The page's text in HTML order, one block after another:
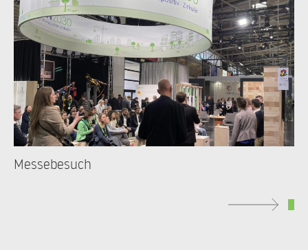
Messebesuch